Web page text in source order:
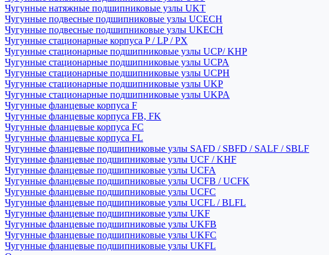
Чугунные натяжные подшипниковые узлы UKT
Чугунные подвесные подшипниковые узлы UCECH
Чугунные подвесные подшипниковые узлы UKECH
Чугунные стационарные корпуса P / LP / PX
Чугунные стационарные подшипниковые узлы UCP/ KHP
Чугунные стационарные подшипниковые узлы UCPA
Чугунные стационарные подшипниковые узлы UCPH
Чугунные стационарные подшипниковые узлы UKP
Чугунные стационарные подшипниковые узлы UKPA
Чугунные фланцевые корпуса F
Чугунные фланцевые корпуса FB, FK
Чугунные фланцевые корпуса FC
Чугунные фланцевые корпуса FL
Чугунные фланцевые подшипниковые узлы SAFD / SBFD / SALF / SBLF
Чугунные фланцевые подшипниковые узлы UCF / KHF
Чугунные фланцевые подшипниковые узлы UCFA
Чугунные фланцевые подшипниковые узлы UCFB / UCFK
Чугунные фланцевые подшипниковые узлы UCFC
Чугунные фланцевые подшипниковые узлы UCFL / BLFL
Чугунные фланцевые подшипниковые узлы UKF
Чугунные фланцевые подшипниковые узлы UKFB
Чугунные фланцевые подшипниковые узлы UKFC
Чугунные фланцевые подшипниковые узлы UKFL